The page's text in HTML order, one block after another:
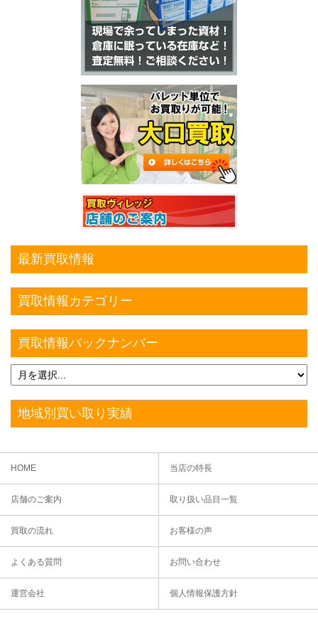
最新買取情報
買取情報カテゴリー
買取情報バックナンバー
地域別買い取り実績
HOME 当店の特長
店舗のご案内 取り扱い品目一覧
買取の流れ お客様の声
よくある質問 お問い合わせ
運営会社 個人情報保護方針